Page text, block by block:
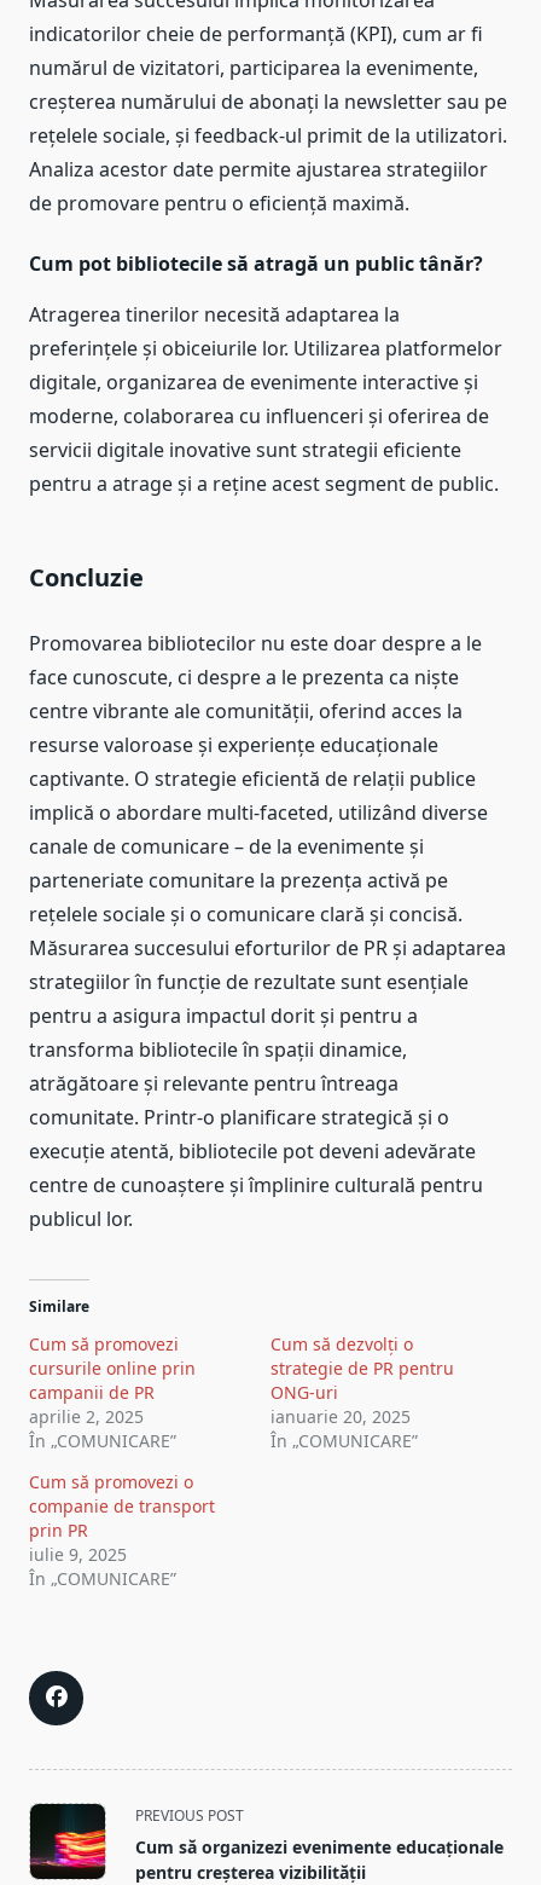
indicatorilor cheie de performanță (KPI), cum ar fi
numărul de vizitatori, participarea la evenimente,
creșterea numărului de abonați la newsletter sau pe
rețelele sociale, și feedback-ul primit de la utilizatori.
Analiza acestor date permite ajustarea strategiilor
de promovare pentru o eficiență maximă.
Cum pot bibliotecile să atragă un public tânăr?
Atragerea tinerilor necesită adaptarea la
preferințele și obiceiurile lor. Utilizarea platformelor
digitale, organizarea de evenimente interactive și
moderne, colaborarea cu influenceri și oferirea de
servicii digitale inovative sunt strategii eficiente
pentru a atrage și a reține acest segment de public.
Concluzie
Promovarea bibliotecilor nu este doar despre a le
face cunoscute, ci despre a le prezenta ca niște
centre vibrante ale comunității, oferind acces la
resurse valoroase și experiențe educaționale
captivante. O strategie eficientă de relații publice
implică o abordare multi-faceted, utilizând diverse
canale de comunicare – de la evenimente și
parteneriate comunitare la prezența activă pe
rețelele sociale și o comunicare clară și concisă.
Măsurarea succesului eforturilor de PR și adaptarea
strategiilor în funcție de rezultate sunt esențiale
pentru a asigura impactul dorit și pentru a
transforma bibliotecile în spații dinamice,
atrăgătoare și relevante pentru întreaga
comunitate. Printr-o planificare strategică și o
execuție atentă, bibliotecile pot deveni adevărate
centre de cunoaștere și împlinire culturală pentru
publicul lor.
Similare
Cum să promovezi
cursurile online prin
campanii de PR
aprilie 2, 2025
În „COMUNICARE”
Cum să dezvolți o
strategie de PR pentru
ONG-uri
ianuarie 20, 2025
În „COMUNICARE”
Cum să promovezi o
companie de transport
prin PR
iulie 9, 2025
În „COMUNICARE”
<span
class="nav-
subtitle
PREVIOUS POST
Cum să organizezi evenimente educaționale
pentru creșterea vizibilității